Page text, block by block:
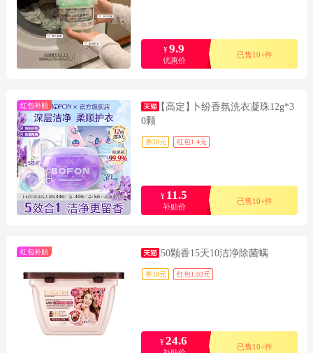
¥9.9
优惠价
已售10+件
红包补贴 【高定】 卜纷香氛洗衣凝珠12g*3
0颗
券20元 红包1.4元
¥ 11.5
补贴价
已售10+件
红包补贴 50颗香15天10洁净除菌螨
券18元 红包1.03元
¥ 24.6 已售10+件